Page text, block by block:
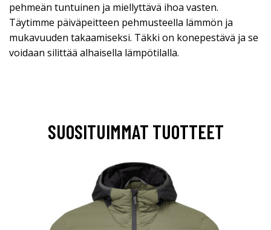
pehmeän tuntuinen ja miellyttävä ihoa vasten.
Täytimme päiväpeitteen pehmusteella lämmön ja
mukavuuden takaamiseksi. Täkki on konepestävä ja se
voidaan silittää alhaisella lämpötilalla.
SUOSITUIMMAT TUOTTEET